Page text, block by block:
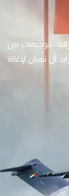
بتوجيهات من
آل نهيان لإغاثة